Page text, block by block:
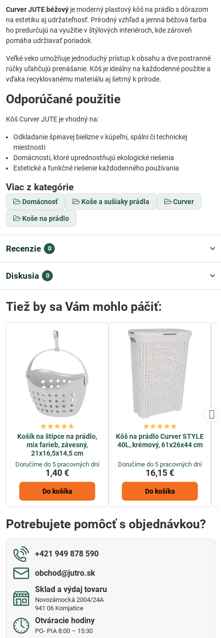
Curver JUTE béžový je moderný plastový kôš na prádlo s dôrazom
na estetiku aj udržateľnosť. Prírodný vzhľad a jemná béžová farba
ho predurčujú na využitie v štýlových interiéroch, kde zároveň
pomáha udržiavať poriadok.
Veľké veko umožňuje jednoduchý prístup k obsahu a dve postranné
rúčky uľahčujú prenášanie. Kôš je ideálny na každodenné použitie a
vďaka recyklovanému materiálu aj šetrný k prírode.
Odporúčané použitie
Kôš Curver JUTE je vhodný na:
Odkladanie špinavej bielizne v kúpeľni, spálni či technickej
miestnosti
Domácnosti, ktoré uprednostňujú ekologické riešenia
Estetické a funkčné riešenie každodenného používania
Viac z kategórie
Domácnosť Koše a sušiaky prádla Curver
Koše na prádlo
Recenzie 0
Diskusia 0
Tiež by sa Vám mohlo páčiť:
Košík na štipce na prádlo,
mix farieb, závesný,
21x16,5x14,5 cm
Doručíme do 5 pracovných dní
1,40 €
Do košíka
Kôš na prádlo Curver STYLE
40L, krémový, 61x26x44 cm
Doručíme do 5 pracovných dní
16,15 €
Do košíka
Potrebujete pomôcť s objednávkou?
+421 949 878 590
obchod​@jutro​.sk
Sklad a výdaj tovaru
Novozámocká 2004/24A
941 06 Komjatice
Otváracie hodiny
PO- PIA 8:00 – 15:30